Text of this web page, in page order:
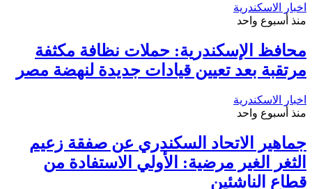
اخبار الاسكندرية
منذ أسبوع واحد
محافظ الإسكندرية: حملات نظافة مكثفة
مرتقبة بعد تعيين قيادات جديدة لنهضة مصر
اخبار الاسكندرية
منذ أسبوع واحد
جماهير الاتحاد السكندري عن صفقة زعيم
الثغر الغير مرضية: الأولي الاستفادة من
قطاع الناشئين